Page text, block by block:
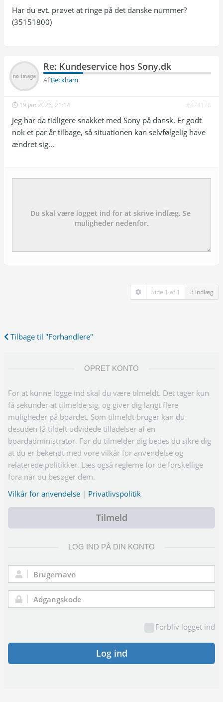
Har du evt. prøvet at ringe på det danske nummer?
(35151800)
Re: Kundeservice hos Sony.dk
AfBeckham
19 jan 2026, 21:14 #374178
Jeg har da tidligere snakket med Sony på dansk. Er godt
nok et par år tilbage, så situationen kan selvfølgelig have
ændret sig...
Side 1 af 1 3 indlæg
Tilbage til "Forhandlere"
OPRET KONTO
For at kunne logge ind skal du være tilmeldt. Det tager kun
få sekunder at tilmelde sig, og giver dig langt flere
muligheder på boardet. Som tilmeldt bruger kan du
desuden få tildelt udvidede tilladelser af en
boardadministrator. Før du tilmelder dig bedes du sikre dig
at du er bekendt med vore vilkår for anvendelse og
relaterede politikker. Læs også reglerne for de forskellige
fora når du besøger dem.
Vilkår for anvendelse | Privatlivspolitik
Tilmeld
LOG IND PÅ DIN KONTO
Brugernavn:
Adgangskode:
Forbliv logget ind
Log ind